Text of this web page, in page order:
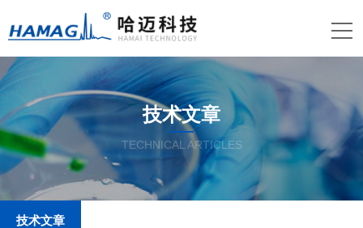
技术文章
TECHNICAL ARTICLES
技术文章